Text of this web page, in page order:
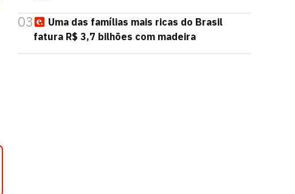
03
Uma das famílias mais ricas do Brasil
fatura R$ 3,7 bilhões com madeira